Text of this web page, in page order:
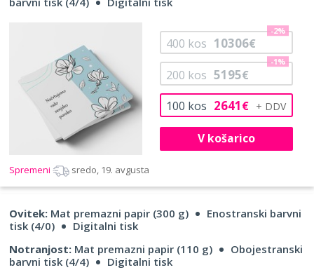
100 kos 2641€
200 kos 5195€
-1%
400 kos 10306€
-2%
V košarico
Spremeni sredo, 19. avgusta
Ovitek: Mat premazni papir (300 g)
Enostranski barvni
tisk (4/0)
Digitalni tisk
Notranjost: Mat premazni papir (110 g)
Obojestranski
barvni tisk (4/4)
Digitalni tisk